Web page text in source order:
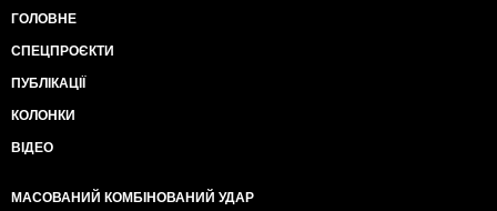
ГОЛОВНЕ
СПЕЦПРОЄКТИ
ПУБЛІКАЦІЇ
КОЛОНКИ
ВІДЕО
МАСОВАНИЙ КОМБІНОВАНИЙ УДАР